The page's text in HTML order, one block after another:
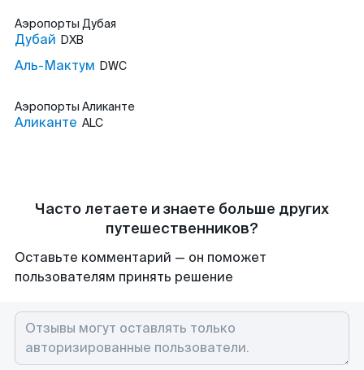
Аэропорты Дубая
Дубай DXB
Аль-Мактум DWC
Аэропорты Аликанте
Аликанте ALC
Часто летаете и знаете больше других
путешественников?
Оставьте комментарий — он поможет
пользователям принять решение